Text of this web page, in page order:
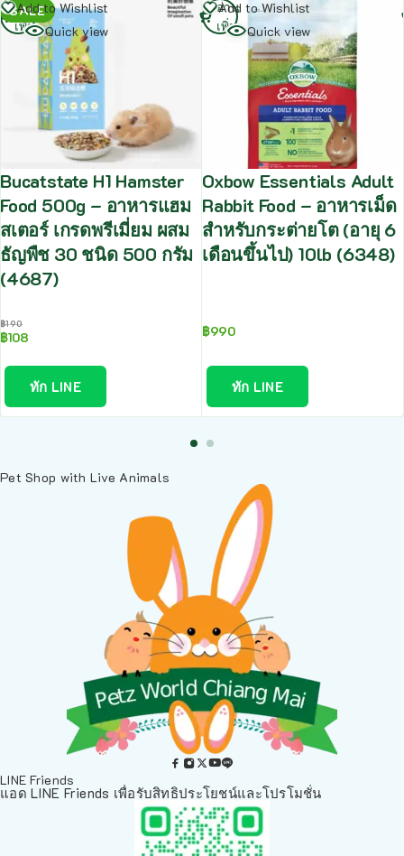
SALE
Add to Wishlist
Quick view
Bucatstate H1 Hamster
Food 500g – อาหารแฮม
สเตอร์ เกรดพรีเมี่ยม ผสม
ธัญพืช 30 ชนิด 500 กรัม
(4687)
฿190
฿108
ทัก LINE
อ่าน
เพิ่ม
Add to Wishlist
Quick view
Oxbow Essentials Adult
Rabbit Food – อาหารเม็ด
สำหรับกระต่ายโต (อายุ 6
เดือนขึ้นไป) 10lb (6348)
฿990
ทัก LINE
อ่าน
เพิ่ม
Pet Shop with Live Animals
LINE Friends
แอด LINE Friends เพื่อรับสิทธิประโยชน์และโปรโมชั่น